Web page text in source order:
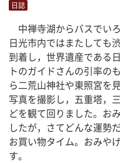
日誌
中禅寺湖からバスでい
日光市内ではまたしても
到着し，世界遺産である
トのガイドさんの引率の
ら二荒山神社や東照宮を
写真を撮影し，五重塔，
どを観て回りました。お
したが，さてどんな運勢
お買い物タイム。おみや
す。